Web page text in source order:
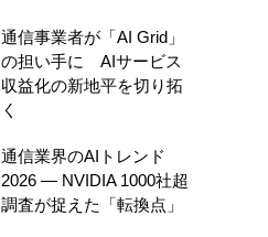
通信事業者が「AI Grid」
の担い手に AIサービス
収益化の新地平を切り拓
く
通信業界のAIトレンド
2026 ― NVIDIA 1000社超
調査が捉えた「転換点」